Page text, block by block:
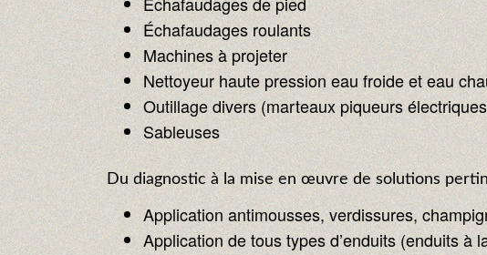
Échafaudages roulants
Machines à projeter
Nettoyeur haute pression eau froide et eau
Outillage divers (marteaux piqueurs
Sableuses
Du diagnostic à la mise en œuvre de solutions
Application antimousses, verdissures,
Application de tous types d’enduits (enduits